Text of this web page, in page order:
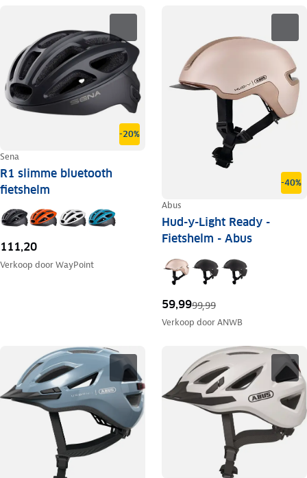
-20%
Sena
R1 slimme bluetooth
fietshelm
111,20
Verkoop doorWayPoint
-40%
Abus
Hud-y-Light Ready -
Fietshelm - Abus
59,9999,99
Verkoop doorANWB